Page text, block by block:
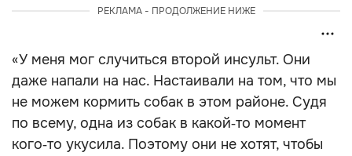
РЕКЛАМА - ПРОДОЛЖЕНИЕ НИЖЕ
«У меня мог случиться второй инсульт. Они
даже напали на нас. Настаивали на том, что мы
не можем кормить собак в этом районе. Судя
по всему, одна из собак в какой‑то момент
кого‑то укусила. Поэтому они не хотят, чтобы